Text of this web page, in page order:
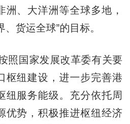
洲、大洋洲等全球多地，
货运全球”的目标。
国家发展改革委有关要
枢纽建设，进一步完善港
纽服务能级。充分依托周
优势，积极推进枢纽经济